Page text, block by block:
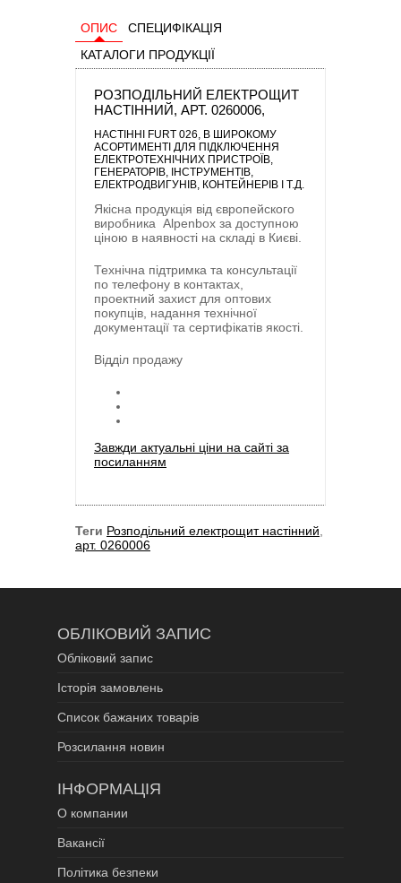
ОПИС
СПЕЦИФІКАЦІЯ
КАТАЛОГИ ПРОДУКЦІЇ
РОЗПОДІЛЬНИЙ ЕЛЕКТРОЩИТ
НАСТІННИЙ, АРТ. 0260006,
НАСТІННІ FURT 026, В ШИРОКОМУ
АСОРТИМЕНТІ ДЛЯ ПІДКЛЮЧЕННЯ
ЕЛЕКТРОТЕХНІЧНИХ ПРИСТРОЇВ,
ГЕНЕРАТОРІВ, ІНСТРУМЕНТІВ,
ЕЛЕКТРОДВИГУНІВ, КОНТЕЙНЕРІВ І Т.Д.
Якісна продукція від європейского
виробника Alpenbox за доступною
ціною в наявності на складі в Києві.
Технічна підтримка та консультації
по телефону в контактах,
проектний захист для оптових
покупців, надання технічної
документації та сертифікатів якості.
Відділ продажу
Завжди актуальні ціни на сайті за
посиланням
Теги Розподільний електрощит настінний
арт. 0260006
ОБЛІКОВИЙ ЗАПИС
Обліковий запис
Історія замовлень
Список бажаних товарів
Розсилання новин
ІНФОРМАЦІЯ
О компании
Вакансії
Політика безпеки